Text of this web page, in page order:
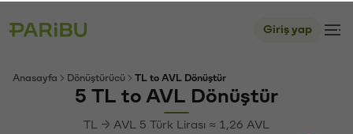
Giriş yap
Anasayfa Dönüştürücü TL to AVL Dönüştür
5 TL to AVL Dönüştür
TL → AVL 5 Türk Lirası ≈ 1,26 AVL